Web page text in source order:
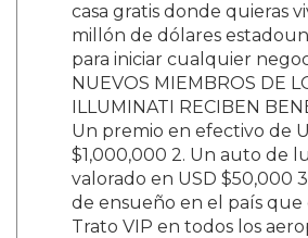
casa gratis donde quieras
millón de dólares
para iniciar cualquier
NUEVOS MIEMBROS DE
ILLUMINATI RECIBEN
Un premio en efectivo de
$1,000,000 2. Un auto de
valorado en USD $50,000
de ensueño en el país que
Trato VIP en todos los